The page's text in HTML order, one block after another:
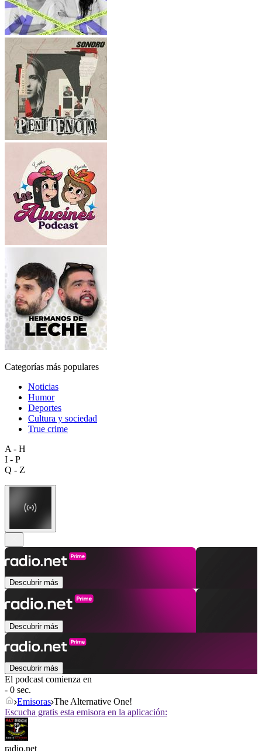
Categorías más populares
Noticias
Humor
Deportes
Cultura y sociedad
True crime
A - H
I - P
Q - Z
Descubrir más
Descubrir más
Descubrir más
El podcast comienza en
- 0 sec.
Emisoras The Alternative One!
Escucha gratis esta emisora en la aplicación:
radio.net